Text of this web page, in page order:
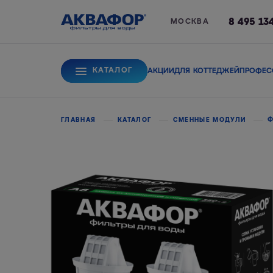
МОСКВА 8 495
КАТАЛОГ АКЦИИДЛЯ КОТТЕДЖЕЙ
Для питьевой
Системы обратного
осмоса
Сорбционные
ГЛАВНАЯ КАТАЛОГ СМЕННЫЕ МОДУЛИ